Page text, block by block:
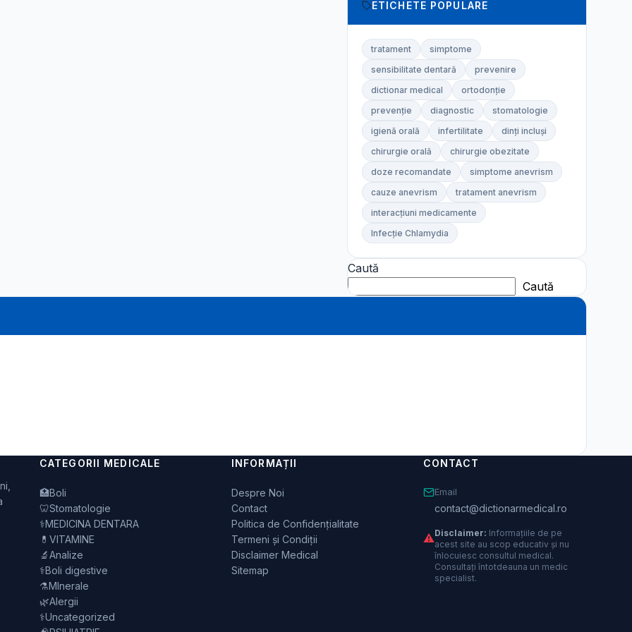
ETICHETE POPULARE
tratament
simptome
sensibilitate dentară
prevenire
dictionar medical
ortodonție
prevenție
diagnostic
stomatologie
igienă orală
infertilitate
dinți incluși
chirurgie orală
chirurgie obezitate
doze recomandate
simptome anevrism
cauze anevrism
tratament anevrism
interacțiuni medicamente
Infecție Chlamydia
Caută
Caută
CATEGORII MEDICALE
🏥Boli
🦷Stomatologie
⚕️MEDICINA DENTARA
💊 VITAMINE
🔬Analize
⚕️Boli digestive
⚗️MInerale
🌿Alergii
⚕️Uncategorized
INFORMAȚII
Despre Noi
Contact
Politica de Confidențialitate
Termeni și Condiții
Disclaimer Medical
Sitemap
CONTACT
Email
contact@dictionarmedical.ro
⚠️Disclaimer: Informațiile de pe
acest site au scop educativ și nu
înlocuiesc consultul medical.
Consultați întotdeauna un medic
specialist.